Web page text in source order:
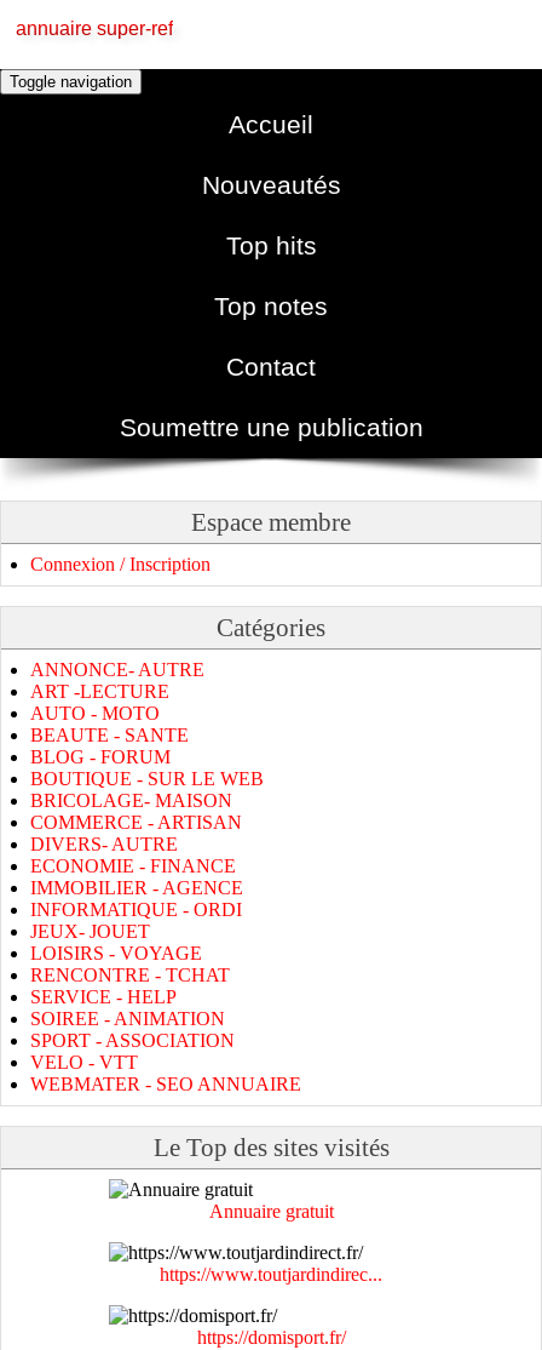
annuaire super-ref
Toggle navigation
Accueil
Nouveautés
Top hits
Top notes
Contact
Soumettre une publication
Espace membre
Connexion / Inscription
Catégories
ANNONCE- AUTRE
ART -LECTURE
AUTO - MOTO
BEAUTE - SANTE
BLOG - FORUM
BOUTIQUE - SUR LE WEB
BRICOLAGE- MAISON
COMMERCE - ARTISAN
DIVERS- AUTRE
ECONOMIE - FINANCE
IMMOBILIER - AGENCE
INFORMATIQUE - ORDI
JEUX- JOUET
LOISIRS - VOYAGE
RENCONTRE - TCHAT
SERVICE - HELP
SOIREE - ANIMATION
SPORT - ASSOCIATION
VELO - VTT
WEBMATER - SEO ANNUAIRE
Le Top des sites visités
Annuaire gratuit
https://www.toutjardindirec...
https://domisport.fr/